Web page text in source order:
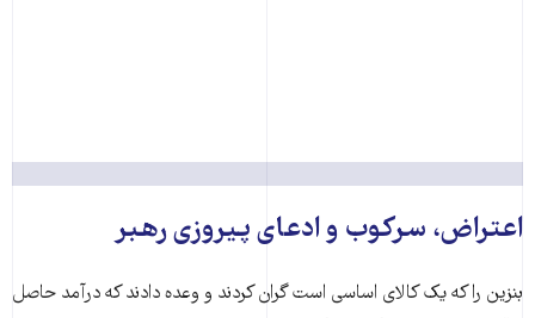
اعتراض، سرکوب و ادعای پیروزی رهبر
بنزین را که یک کالای اساسی است گران کردند و وعده دادند که درآمد حاصل